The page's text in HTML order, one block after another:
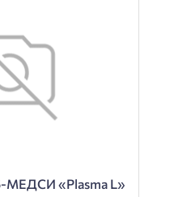
МЕДСИ «Plasma L»